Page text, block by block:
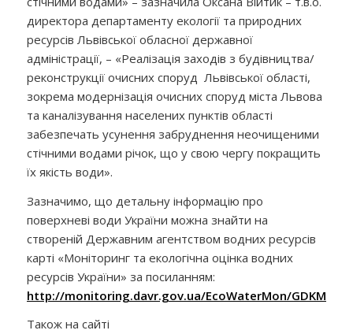
директора департаменту екології та природних
ресурсів Львівської обласної державної
адміністрації, – «Реалізація заходів з будівництва/
реконструкції очисних споруд Львівської області,
зокрема модернізація очисних споруд міста Львова
та каналізування населених пунктів області
забезпечать усунення забруднення неочищеними
стічними водами річок, що у свою чергу покращить
їх якість води».
Зазначимо, що детальну інформацію про
поверхневі води України можна знайти на
створеній Державним агентством водних ресурсів
карті «Моніторинг та екологічна оцінка водних
ресурсів України» за посиланням:
http://monitoring.davr.gov.ua/EcoWaterMon/GDKMap/
Також на сайті